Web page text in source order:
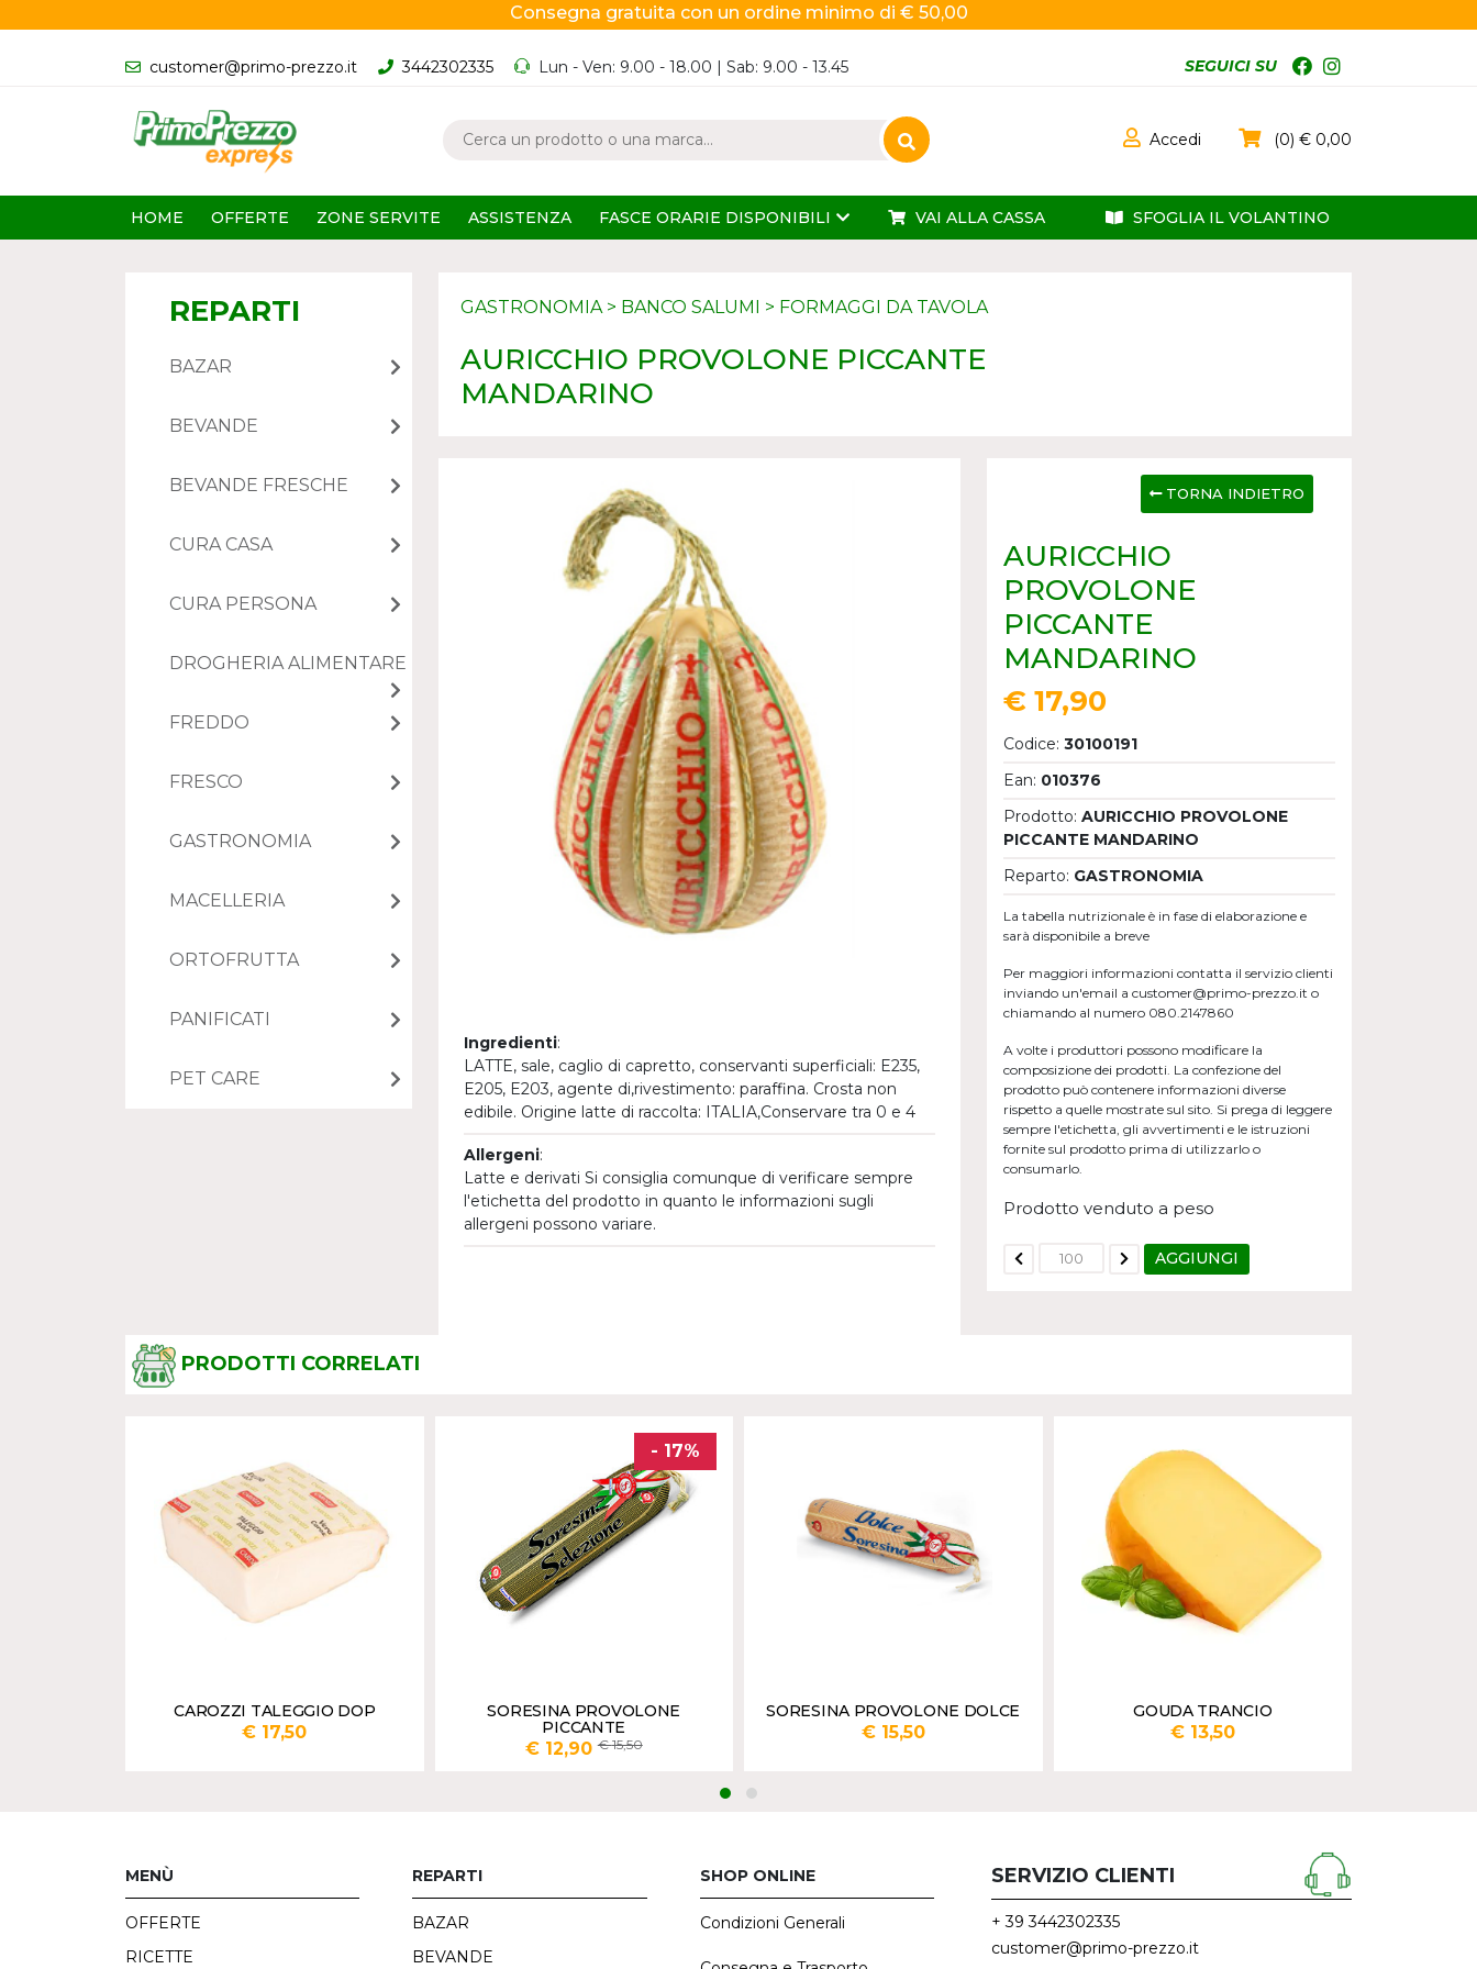
Consegna gratuita con un ordine minimo di € 50,00
customer@primo-prezzo.it 3442302335 Lun - Ven: 9.00 - 18.00 | Sab: 9.00 - 13.45 SEGUICI SU
Accedi 0 0,00
HOME OFFERTE ZONE SERVITE ASSISTENZA FASCE ORARIE DISPONIBILI VAI ALLA CASSA SFOGLIA IL VOLANTINO
REPARTI
BAZAR
BEVANDE
BEVANDE FRESCHE
CURA CASA
CURA PERSONA
DROGHERIA ALIMENTARE
FREDDO
FRESCO
GASTRONOMIA
MACELLERIA
ORTOFRUTTA
PANIFICATI
PET CARE
GASTRONOMIA> BANCO SALUMI > FORMAGGI DA TAVOLA
AURICCHIO PROVOLONE PICCANTE
MANDARINO
Ingredienti:
LATTE, sale, caglio di capretto, conservanti superficiali: E235,
E205, E203, agente di,rivestimento: paraffina. Crosta non
edibile. Origine latte di raccolta: ITALIA,Conservare tra 0 e 4
Allergeni:
Latte e derivati Si consiglia comunque di verificare sempre
l'etichetta del prodotto in quanto le informazioni sugli
allergeni possono variare.
TORNA INDIETRO
AURICCHIO
PROVOLONE
PICCANTE
MANDARINO
€ 17,90
Codice: 30100191
Ean: 010376
Prodotto: AURICCHIO PROVOLONE
PICCANTE MANDARINO
Reparto: GASTRONOMIA
La tabella nutrizionale è in fase di elaborazione e
sarà disponibile a breve
Per maggiori informazioni contatta il servizio clienti
inviando un'email a customer@primo-prezzo.it o
chiamando al numero 080.2147860
A volte i produttori possono modificare la
composizione dei prodotti. La confezione del
prodotto può contenere informazioni diverse
rispetto a quelle mostrate sul sito. Si prega di leggere
sempre l'etichetta, gli avvertimenti e le istruzioni
fornite sul prodotto prima di utilizzarlo o
consumarlo.
Prodotto venduto a peso
AGGIUNGI
PRODOTTI CORRELATI
CAROZZI TALEGGIO DOP
€ 17,50
- 17%
SORESINA PROVOLONE
PICCANTE
€ 12,90 15,50
SORESINA PROVOLONE DOLCE
€ 15,50
GOUDA TRANCIO
€ 13,50
MENÙ
OFFERTE
RICETTE
REPARTI
BAZAR
BEVANDE
SHOP ONLINE
Condizioni Generali
SERVIZIO CLIENTI
+ 39 3442302335
customer@primo-prezzo.it